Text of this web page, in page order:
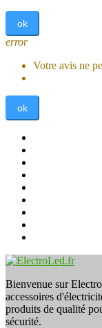
ok
error
Votre avis ne
ok
Bienvenue sur
accessoires
produits de qualité
sécurité.